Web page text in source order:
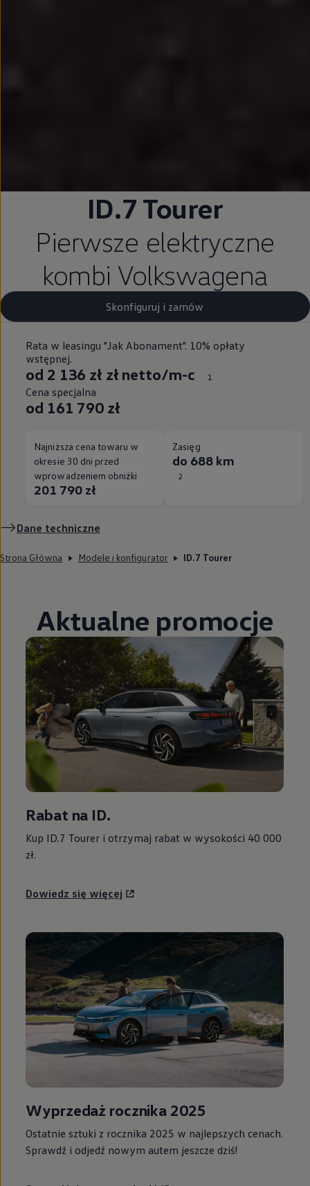
ID.7 Tourer
Pierwsze elektryczne
kombi Volkswagena
Skonfiguruj i zamów
Rata w leasingu "Jak Abonament". 10% opłaty
wstępnej.
od 2 136 zł zł netto/m-c 1
Cena specjalna
od 161 790 zł
Najniższa cena towaru w
okresie 30 dni przed
wprowadzeniem obniżki
201 790 zł
Zasięg
do 688 km
2
Dane techniczne
Strona Główna Modele i konfigurator ID.7 Tourer
Aktualne promocje
Rabat na ID.
Kup ID.7 Tourer i otrzymaj rabat w wysokości 40 000
zł.
Dowiedz się więcej
Wyprzedaż rocznika 2025
Ostatnie sztuki z rocznika 2025 w najlepszych cenach.
Sprawdź i odjedź nowym autem jeszcze dziś!